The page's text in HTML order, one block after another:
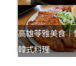
高雄苓雅美食
韓式料理